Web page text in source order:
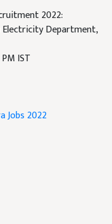
2022:
Department,
IST
Jobs 2022